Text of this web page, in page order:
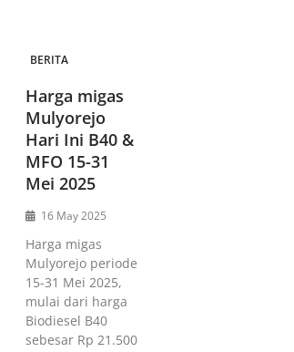
BERITA
Harga migas
Mulyorejo
Hari Ini B40 &
MFO 15-31
Mei 2025
16 May 2025
Harga migas
Mulyorejo periode
15-31 Mei 2025,
mulai dari harga
Biodiesel B40
sebesar Rp 21.500